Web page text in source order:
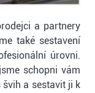
a partnery
také sestavení
úrovni.
schopni vám
a sestavit ji k